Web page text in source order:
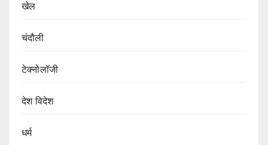
खेल
चंदौली
टेक्नोलॉजी
देश विदेश
धर्म